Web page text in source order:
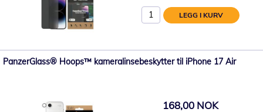
LEGG I KURV
PanzerGlass® Hoops™ kameralinsebeskytter til iPhone 17 Air
168,00 NOK